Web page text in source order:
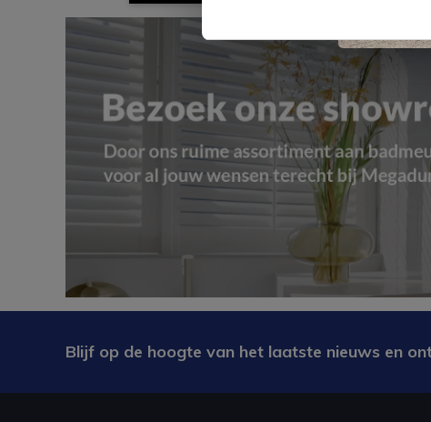
Blijf op de hoogte van het laatste nieuws en